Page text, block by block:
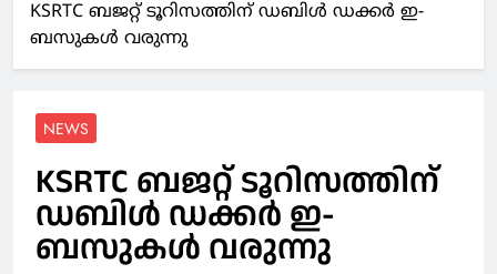
KSRTC ബജറ്റ് ടൂറിസത്തിന് ഡബിള്‍ ഡക്കര്‍ ഇ-
ബസുകള്‍ വരുന്നു
NEWS
KSRTC ബജറ്റ് ടൂറിസത്തിന്
ഡബിള്‍ ഡക്കര്‍ ഇ-
ബസുകള്‍ വരുന്നു